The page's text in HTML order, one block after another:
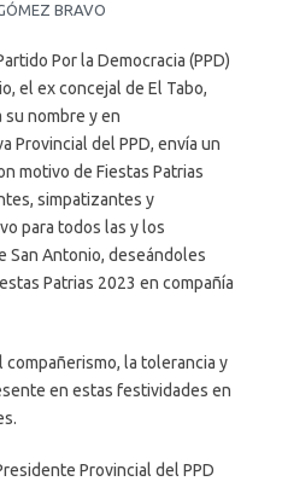
BRAVO
Por la Democracia (PPD)
el ex concejal de El Tabo,
su nombre y en
Provincial del PPD, envía un
motivo de Fiestas Patrias
simpatizantes y
para todos las y los
San Antonio, deseándoles
Patrias 2023 en compañía
la tolerancia y
en estas festividades en
Provincial del PPD